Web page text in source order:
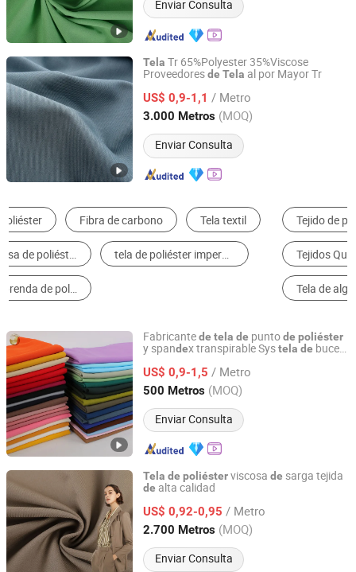
Enviar Consulta
Tela Tr 65%Polyester 35%Viscose
Proveedoresde Tela al por Mayor Tr
US$ 0,9-1,1 / Metro
3.000 Metros (MOQ)
Enviar Consulta
Hebei Xingye Import and Export Trade Co., Ltd.
Hebei, China Desde 2025
Tejido de poliéster
Tejidos Químicos
Fabricantede tela de puntode poliéster
y spandex transpirable Systela de buceo
US$ 0,9-1,5 / Metro
500 Metros (MOQ)
Enviar Consulta
Shaoxing Keqiao Huihong Textile Co., Ltd.
Zhejiang, China Desde 2025
Tela de poliésterviscosa de sarga tejida
de alta calidad
US$ 0,92-0,95 / Metro
2.700 Metros (MOQ)
Enviar Consulta
Hebei Xingye Import and Export Trade Co., Ltd.
Hebei, China Desde 2025